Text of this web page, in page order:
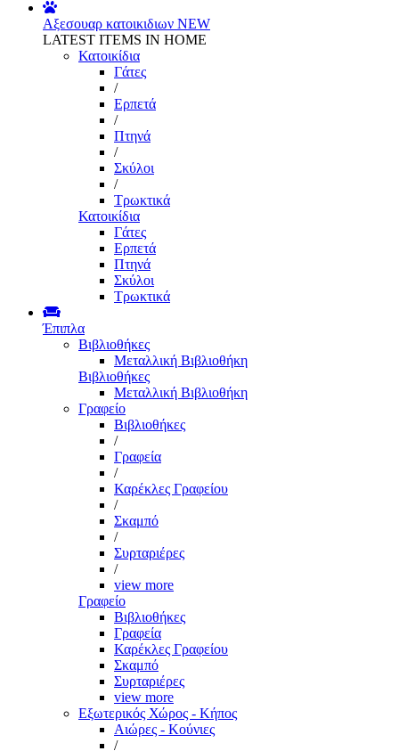
Αξεσουαρ κατοικιδιων NEW
LATEST ITEMS IN HOME
Κατοικίδια
Γάτες
/
Ερπετά
/
Πτηνά
/
Σκύλοι
/
Τρωκτικά
Κατοικίδια
Γάτες
Ερπετά
Πτηνά
Σκύλοι
Τρωκτικά
Έπιπλα
Βιβλιοθήκες
Μεταλλική Βιβλιοθήκη
Βιβλιοθήκες
Μεταλλική Βιβλιοθήκη
Γραφείο
Βιβλιοθήκες
/
Γραφεία
/
Καρέκλες Γραφείου
/
Σκαμπό
/
Συρταριέρες
/
view more
Γραφείο
Βιβλιοθήκες
Γραφεία
Καρέκλες Γραφείου
Σκαμπό
Συρταριέρες
view more
Εξωτερικός Χώρος - Κήπος
Αιώρες - Κούνιες
/